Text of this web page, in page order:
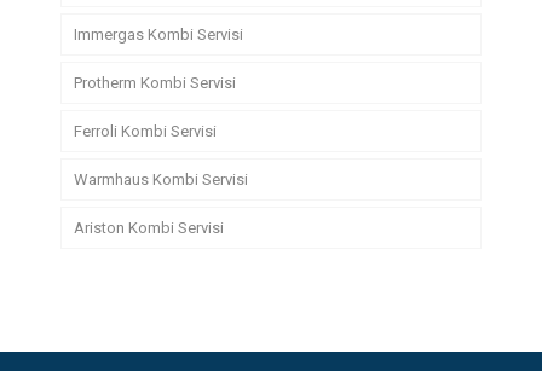
Immergas Kombi Servisi
Protherm Kombi Servisi
Ferroli Kombi Servisi
Warmhaus Kombi Servisi
Ariston Kombi Servisi